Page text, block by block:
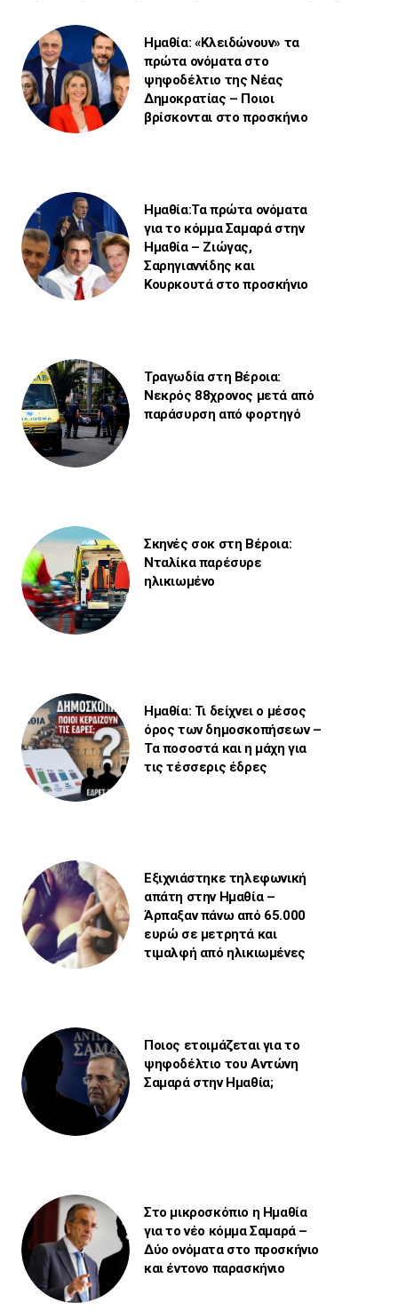
Ημαθία: «Κλειδώνουν» τα
πρώτα ονόματα στο
ψηφοδέλτιο της Νέας
Δημοκρατίας – Ποιοι
βρίσκονται στο προσκήνιο
Ημαθία:Τα πρώτα ονόματα
για το κόμμα Σαμαρά στην
Ημαθία – Ζιώγας,
Σαρηγιαννίδης και
Κουρκουτά στο προσκήνιο
Τραγωδία στη Βέροια:
Νεκρός 88χρονος μετά από
παράσυρση από φορτηγό
Σκηνές σοκ στη Βέροια:
Νταλίκα παρέσυρε
ηλικιωμένο
Ημαθία: Τι δείχνει ο μέσος
όρος των δημοσκοπήσεων –
Τα ποσοστά και η μάχη για
τις τέσσερις έδρες
Εξιχνιάστηκε τηλεφωνική
απάτη στην Ημαθία –
Άρπαξαν πάνω από 65.000
ευρώ σε μετρητά και
τιμαλφή από ηλικιωμένες
Ποιος ετοιμάζεται για το
ψηφοδέλτιο του Αντώνη
Σαμαρά στην Ημαθία;
Στο μικροσκόπιο η Ημαθία
για το νέο κόμμα Σαμαρά –
Δύο ονόματα στο προσκήνιο
και έντονο παρασκήνιο